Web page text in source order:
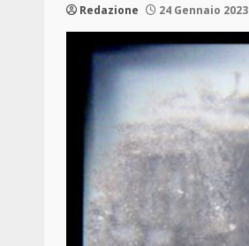
Redazione 24 Gennaio 2023